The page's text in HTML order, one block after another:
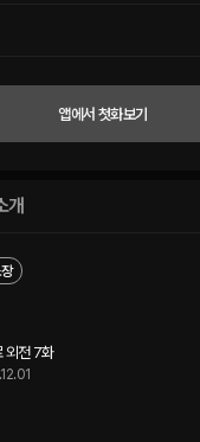
앱에서 첫화보기
개
외전 7화